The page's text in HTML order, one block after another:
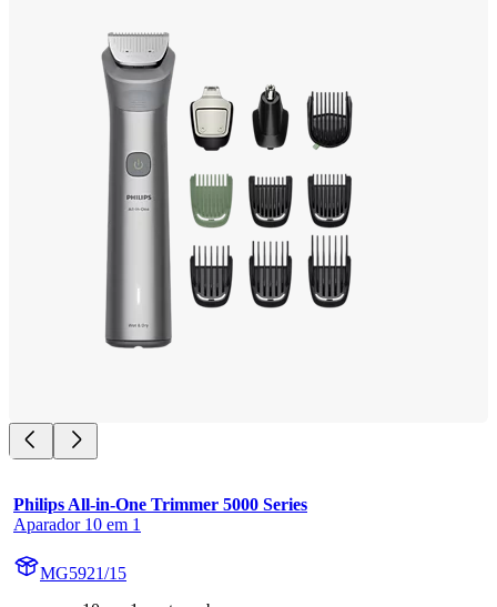
Philips All-in-One Trimmer 5000 Series
Aparador 10 em 1
MG5921/15